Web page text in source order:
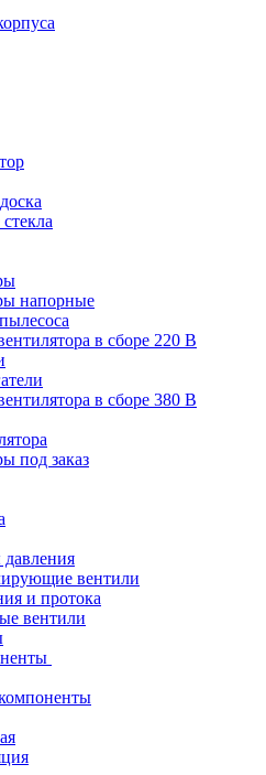
напорные
в сборе 220 В
в сборе 380 В
под заказ
давления
вентили
и протока
вентили